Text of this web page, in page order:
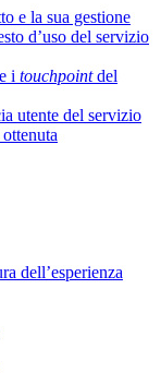
e la sua gestione
d’uso del servizio
i touchpointdel
utente del servizio
dell’esperienza